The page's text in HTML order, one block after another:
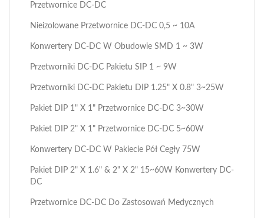
Przetwornice DC-DC
Nieizolowane Przetwornice DC-DC 0,5 ~ 10A
Konwertery DC-DC W Obudowie SMD 1 ~ 3W
Przetworniki DC-DC Pakietu SIP 1 ~ 9W
Przetworniki DC-DC Pakietu DIP 1.25" X 0.8" 3~25W
Pakiet DIP 1" X 1" Przetwornice DC-DC 3~30W
Pakiet DIP 2" X 1" Przetwornice DC-DC 5~60W
Konwertery DC-DC W Pakiecie Pół Cegły 75W
Pakiet DIP 2" X 1.6" & 2" X 2" 15~60W Konwertery DC-
DC
Przetwornice DC-DC Do Zastosowań Medycznych